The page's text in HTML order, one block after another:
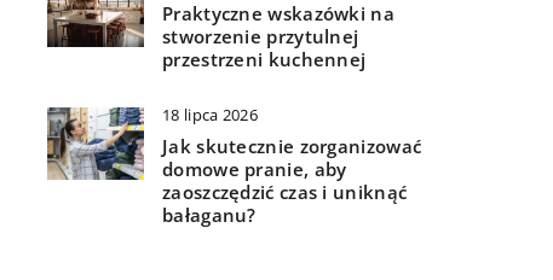
Praktyczne wskazówki na
stworzenie przytulnej
przestrzeni kuchennej
18 lipca 2026
Jak skutecznie zorganizować
domowe pranie, aby
zaoszczędzić czas i uniknąć
bałaganu?